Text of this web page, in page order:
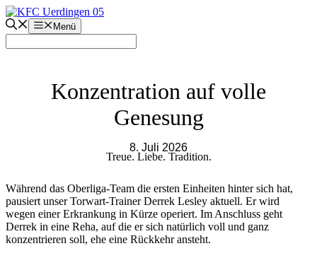
Zum
Inhalt
springen
Menü
Konzentration auf volle
Genesung
8. Juli 2026
Treue. Liebe. Tradition.
Während das Oberliga-Team die ersten Einheiten hinter sich hat,
pausiert unser Torwart-Trainer Derrek Lesley aktuell. Er wird
wegen einer Erkrankung in Kürze operiert. Im Anschluss geht
Derrek in eine Reha, auf die er sich natürlich voll und ganz
konzentrieren soll, ehe eine Rückkehr ansteht.